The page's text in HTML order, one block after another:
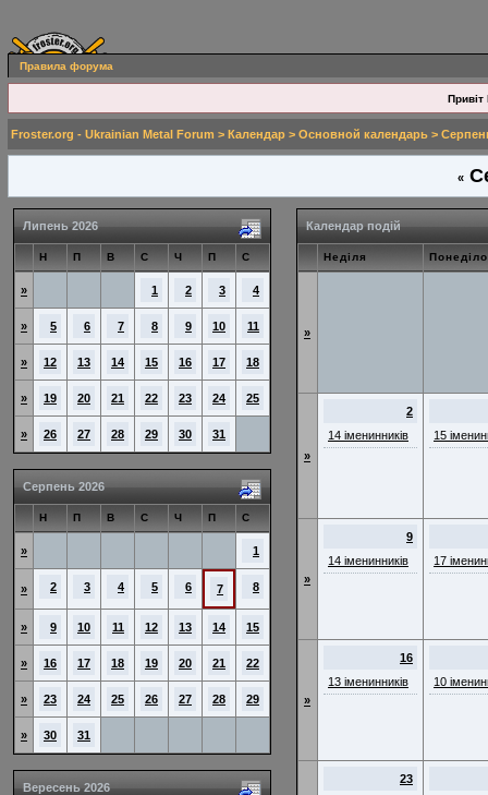
Правила форума
Привіт
Froster.org - Ukrainian Metal Forum > Календар > Основной календарь >
«
Липень 2026
Н П В С Ч П С
» 1 2 3 4
» 5 6 7 8 9 10 11
» 12 13 14 15 16 17 18
» 19 20 21 22 23 24 25
» 26 27 28 29 30 31
Серпень 2026
Н П В С Ч П С
» 1
» 2 3 4 5 6 7 8
» 9 10 11 12 13 14 15
» 16 17 18 19 20 21 22
» 23 24 25 26 27 28 29
» 30 31
Вересень 2026
Календар подій
Неділя
»
»
2
14 іменинників
15
»
9
14 іменинників
17
»
16
13 іменинників
10
23